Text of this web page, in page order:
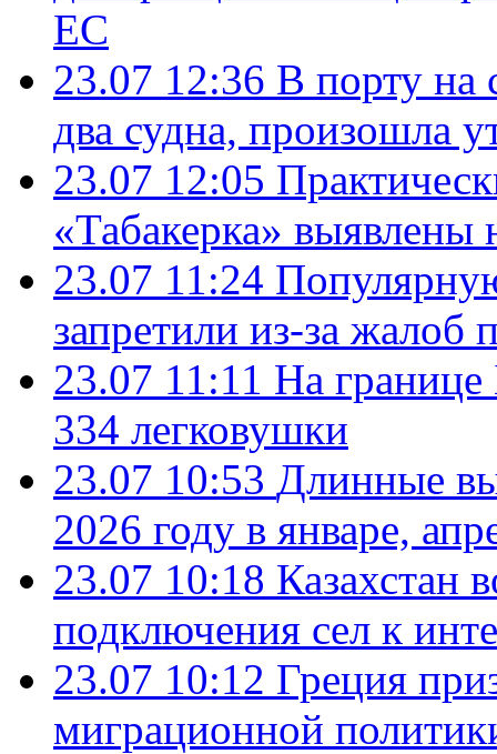
ЕС
23.07 12:36 В порту на
два судна, произошла
23.07 12:05
«Табакерка»
23.07 11:24
запретили из-за жалоб
23.07 11:11 На границе
334 легковушки
23.07 10:53 Длинные
2026 году в январе,
23.07 10:18 Казахстан
подключения сел к
23.07 10:12 Греция
миграционной